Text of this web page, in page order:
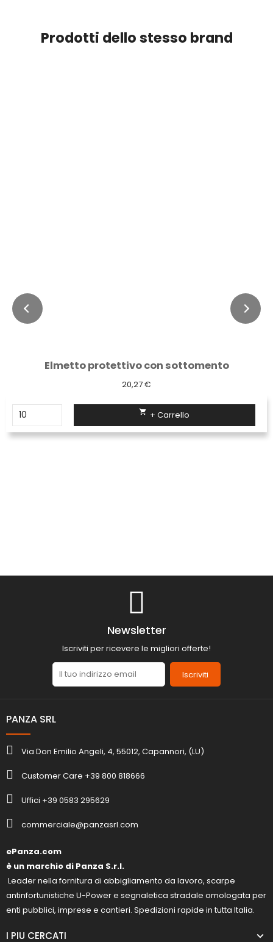
Prodotti dello stesso brand
Elmetto protettivo con sottomento
20,27 €
 + Carrello
Newsletter
Iscriviti per ricevere le migliori offerte!
Iscriviti
PANZA SRL
Via Don Emilio Angeli, 4, 55012, Capannori, (LU)
Customer Care +39 800 818666
Uffici +39 0583 295629
commerciale@panzasrl.com
ePanza.com
è un marchio di Panza S.r.l.
Leader nella fornitura di abbigliamento da lavoro, scarpe
antinfortunistiche U-Power e segnaletica stradale omologata per
enti pubblici, imprese e cantieri. Spedizioni rapide in tutta Italia.
I PIU CERCATI